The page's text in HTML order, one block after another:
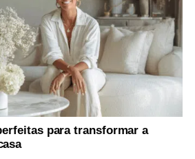
para transformar a